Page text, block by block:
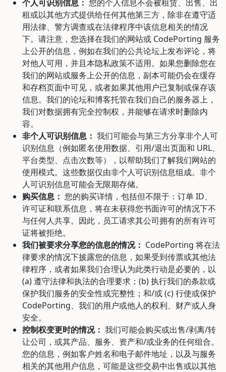
个人可识别信息： 您的个人信息不会被租赁、出售、出
租或以其他方式提供给任何其他第三方，除非在遵守适
用法律、警方调查或在法律程序中该信息相关的情况
下。请注意，您选择在我们的网站或 CodePorting 服务
上公开的信息，例如在我们的公共论坛上发布评论，将
对他人可用，并且本隐私政策不适用。如果您删除您在
我们的网站或服务上公开的信息，副本可能仍会在缓存
和存档页面中可见，或者如果其他用户已复制或保存该
信息。我们的论坛和博客托管在我们自己的服务器上，
我们对数据拥有完全控制权，并能够在请求时删除内
容。
非个人可识别信息： 我们可能会与第三方分享非个人可
识别信息（例如匿名使用数据、引用/退出页面和 URL、
平台类型、点击次数等），以帮助我们了解我们网站的
使用模式。这些数据仅由非个人可识别信息组成。非个
人可识别信息可能会无限期存储。
购买信息： 您的购买详情，包括但不限于：订单 ID、
许可证和联系信息，将在未获得您书面许可的情况下不
与任何人共享。因此，员工请求其公司拥有的所有许可
证将被拒绝。
我们被要求分享您的信息的情况： CodePorting 将在法
律要求的情况下披露您的信息，如果受到传票或其他法
律程序，或者如果我们合理认为此类行动是必要的，以
(a) 遵守法律和执法的合理要求；(b) 执行我们的条款或
保护我们服务的安全性或完整性；和/或 (c) 行使或保护
CodePorting、我们的用户或他人的权利、财产或人身
安全。
控制权变更时的情况： 我们可能会购买或出售/剥离/转
让公司，或其产品、服务、资产和/或业务的任何组合。
您的信息，例如客户姓名和电子邮件地址，以及与服务
相关的其他用户信息，可能是这些交易中出售或以其他